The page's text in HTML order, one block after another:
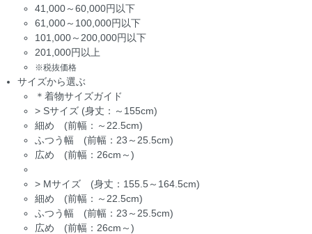
41,000～60,000円以下
61,000～100,000円以下
101,000～200,000円以下
201,000円以上
※税抜価格
サイズから選ぶ
＊着物サイズガイド
> Sサイズ (身丈：～155cm)
細め (前幅：～22.5cm)
ふつう幅 (前幅：23～25.5cm)
広め (前幅：26cm～)
> Mサイズ (身丈：155.5～164.5cm)
細め (前幅：～22.5cm)
ふつう幅 (前幅：23～25.5cm)
広め (前幅：26cm～)